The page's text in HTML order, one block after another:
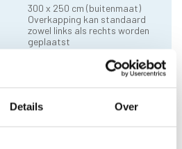
Details Over
300 x 250 cm (buitenmaat)
Overkapping kan standaard
zowel links als rechts worden
geplaatst
Voor 217 cm / achter 207 cm